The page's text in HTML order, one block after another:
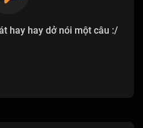
hay hay dở nói một câu :/